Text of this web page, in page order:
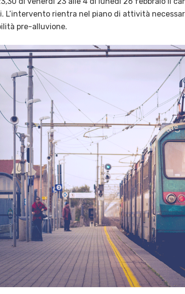
L’intervento rientra nel piano di attività
pre-alluvione.